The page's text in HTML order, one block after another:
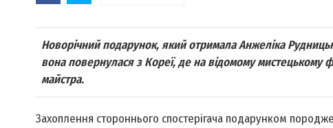
Новорічний подарунок, який отримала Анжеліка
вона повернулася з Кореї, де на відомому мистецькому
майстра.
Захоплення стороннього спостерігача подарунком